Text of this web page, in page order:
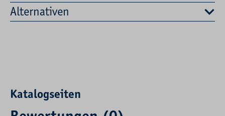
Alternativen
Katalogseiten